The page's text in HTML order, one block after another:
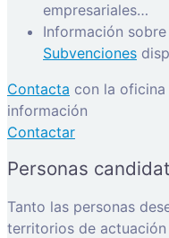
empresariales…
Información sobre
Subvenciones
Contacta con la
información
Contactar
Personas
Tanto las personas
territorios de